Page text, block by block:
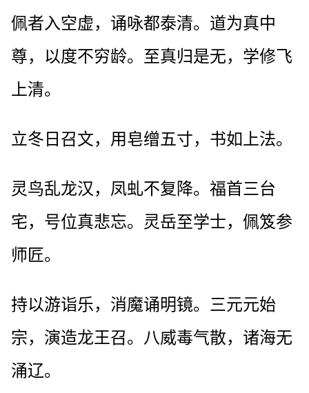
佩者入空虚，诵咏都泰清。道为真中
尊，以度不穷龄。至真归是无，学修飞
上清。
立冬日召文，用皂缯五寸，书如上法。
灵鸟乱龙汉，凤虬不复降。福首三台
宅，号位真悲忘。灵岳至学士，佩笈参
师匠。
持以游诣乐，消魔诵明镜。三元元始
宗，演造龙王召。八威毒气散，诸海无
涌辽。